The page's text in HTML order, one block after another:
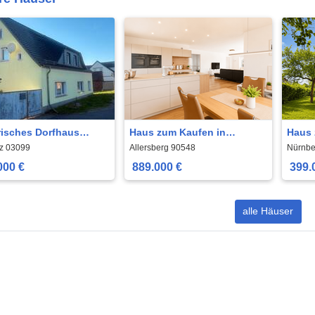
Dorfhaus
auf neuen Glanz
03099
€
Haus zum Kaufen in
Allersberg 889.000 € 189 m²
Allersberg 90548
889.000 €
Haus
m²
alle Häuser